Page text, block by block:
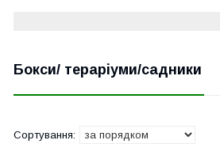
Бокси/ тераріуми/садники